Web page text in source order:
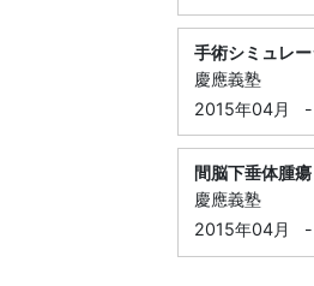
手術シミュレ
慶應義塾
2015年04月
-
間脳下垂体腫瘍
慶應義塾
2015年04月
-